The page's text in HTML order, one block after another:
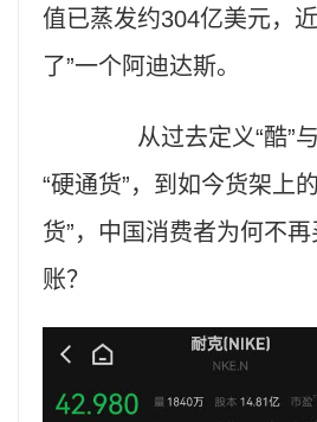
值已蒸发约304亿美元，
了”一个阿迪达斯。
从过去定义“酷”
“硬通货”，到如今货架上
货”，中国消费者为何不
账？